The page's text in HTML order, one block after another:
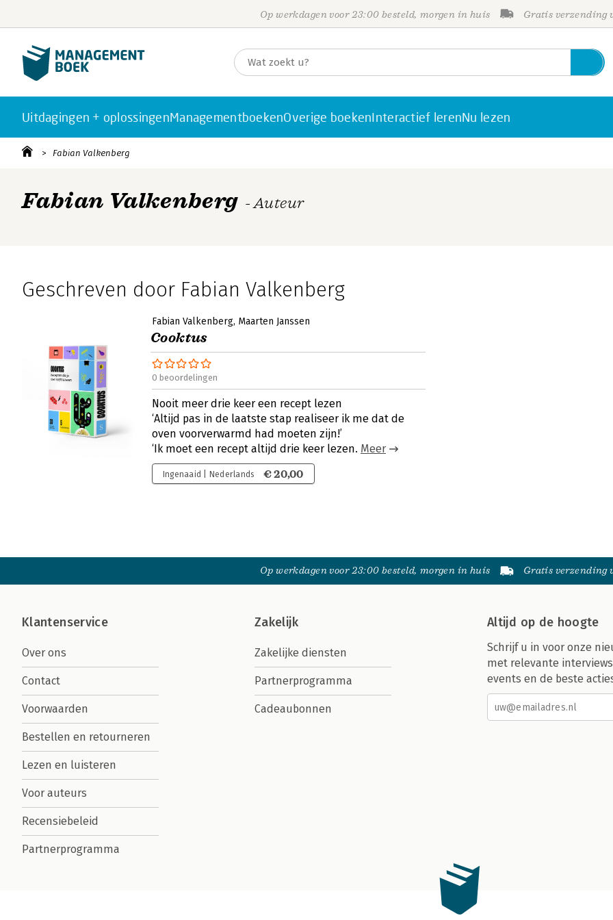
Op werkdagen voor 23:00 besteld, morgen in huis Gratis verzending
Uitdagingen + oplossingenManagementboekenOverige boekenInteractief lerenNu lezen
Fabian Valkenberg
Fabian Valkenberg - Auteur
Geschreven door Fabian Valkenberg
Fabian Valkenberg Maarten Janssen
Cooktus
0 beoordelingen
Nooit meer drie keer een recept lezen
‘Altijd pas in de laatste stap realiseer ik me dat de
oven voorverwarmd had moeten zijn!’
‘Ik moet een recept altijd drie keer lezen. Meer
Ingenaaid | Nederlands € 20,00
Op werkdagen voor 23:00 besteld, morgen in huis Gratis verzending
Klantenservice
Over ons
Contact
Voorwaarden
Bestellen en retourneren
Lezen en luisteren
Voor auteurs
Recensiebeleid
Partnerprogramma
Zakelijk
Zakelijke diensten
Partnerprogramma
Cadeaubonnen
Altijd op de hoogte
Schrijf u in voor onze
met relevante
events en de beste